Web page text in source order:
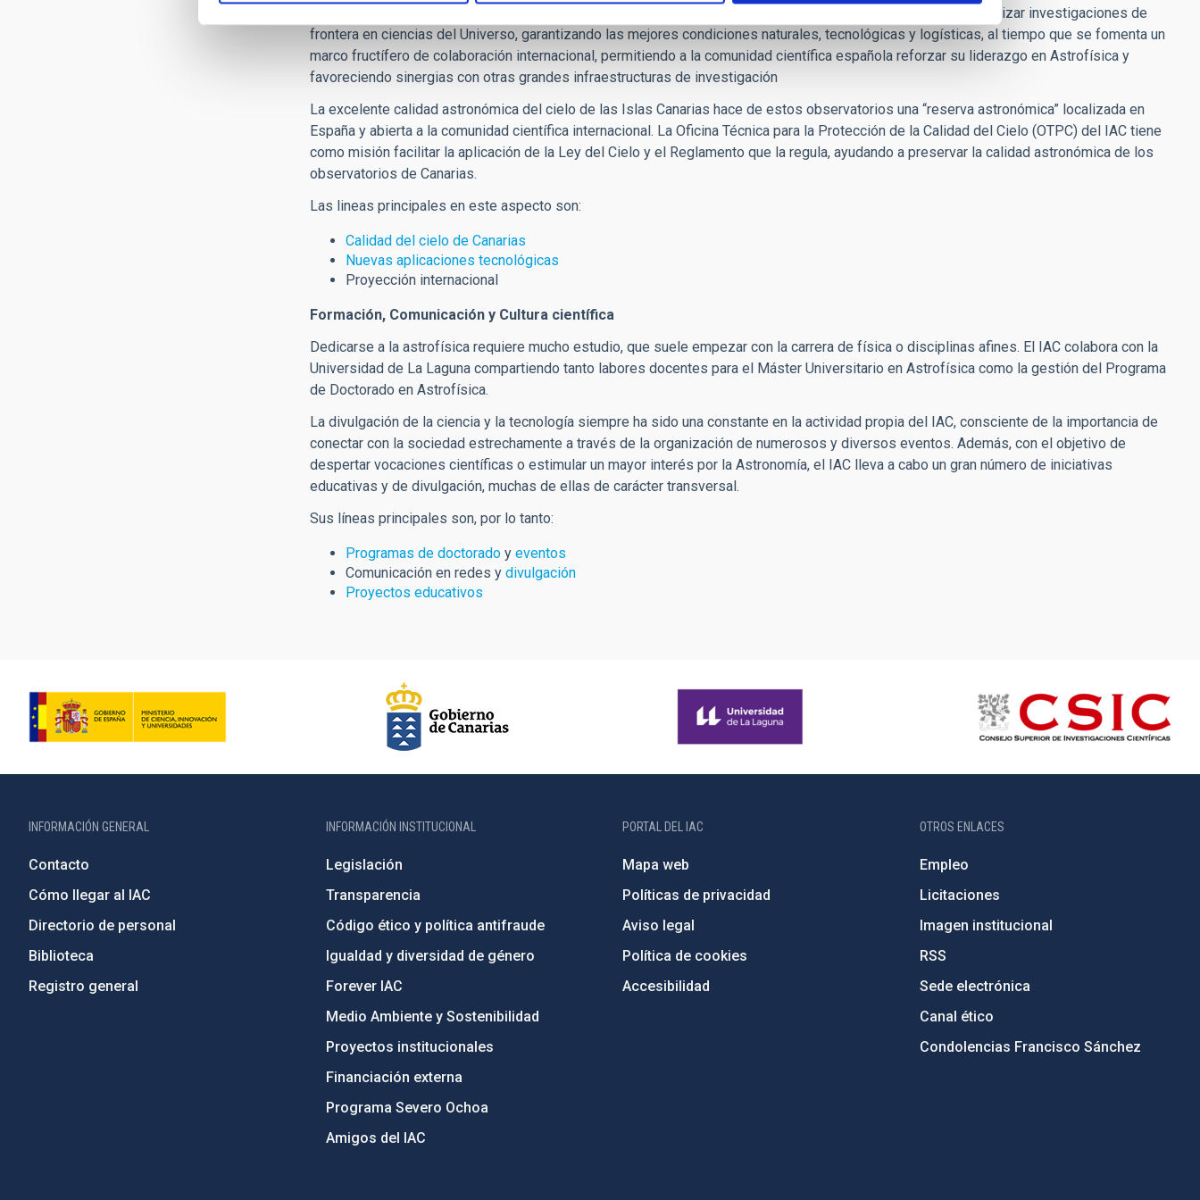
Los Observatorios de Canarias tienen como misión proporcionar y apoyar instalaciones de vanguardia para realizar investigaciones de
frontera en ciencias del Universo, garantizando las mejores condiciones naturales, tecnológicas y logísticas, al tiempo que se fomenta un
marco fructífero de colaboración internacional, permitiendo a la comunidad científica española reforzar su liderazgo en Astrofísica y
favoreciendo sinergias con otras grandes infraestructuras de investigación
La excelente calidad astronómica del cielo de las Islas Canarias hace de estos observatorios una “reserva astronómica” localizada en
España y abierta a la comunidad científica internacional. La Oficina Técnica para la Protección de la Calidad del Cielo (OTPC) del IAC tiene
como misión facilitar la aplicación de la Ley del Cielo y el Reglamento que la regula, ayudando a preservar la calidad astronómica de los
observatorios de Canarias.
Las lineas principales en este aspecto son:
Calidad del cielo de Canarias
Nuevas aplicaciones tecnológicas
Proyección internacional
Formación, Comunicación y Cultura científica
Dedicarse a la astrofísica requiere mucho estudio, que suele empezar con la carrera de física o disciplinas afines. El IAC colabora con la
Universidad de La Laguna compartiendo tanto labores docentes para el Máster Universitario en Astrofísica como la gestión del Programa
de Doctorado en Astrofísica.
La divulgación de la ciencia y la tecnología siempre ha sido una constante en la actividad propia del IAC, consciente de la importancia de
conectar con la sociedad estrechamente a través de la organización de numerosos y diversos eventos. Además, con el objetivo de
despertar vocaciones científicas o estimular un mayor interés por la Astronomía, el IAC lleva a cabo un gran número de iniciativas
educativas y de divulgación, muchas de ellas de carácter transversal.
Sus líneas principales son, por lo tanto:
Programas de doctorado y eventos
Comunicación en redes y divulgación
Proyectos educativos
INFORMACIÓN GENERAL
Contacto
Cómo llegar al IAC
Directorio de personal
Biblioteca
Registro general
INFORMACIÓN INSTITUCIONAL
Legislación
Transparencia
Código ético y política antifraude
Igualdad y diversidad de género
Forever IAC
Medio Ambiente y Sostenibilidad
Proyectos institucionales
Financiación externa
Programa Severo Ochoa
Amigos del IAC
PORTAL DEL IAC
Mapa web
Políticas de privacidad
Aviso legal
Política de cookies
Accesibilidad
OTROS ENLACES
Empleo
Licitaciones
Imagen institucional
RSS
Sede electrónica
Canal ético
Condolencias Francisco Sánchez